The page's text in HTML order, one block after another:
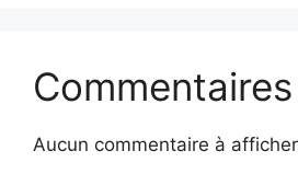
Aucun commentaire à